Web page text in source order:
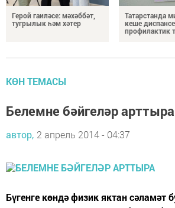
Герой гаиләсе: мәхәббәт,
тугрылык һәм хәтер
Татарстанда
кеше
профилактик
КӨН ТЕМАСЫ
Белемне бәйгеләр арттыра
автор, 2 апрель 2014 - 04:37
Бүгенге көндә физик яктан сәламәт